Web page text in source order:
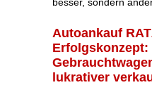
Autoankauf
Erfolgskonzept:
lukrativer